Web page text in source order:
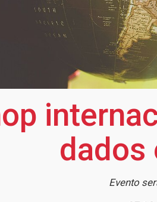
dados
Evento